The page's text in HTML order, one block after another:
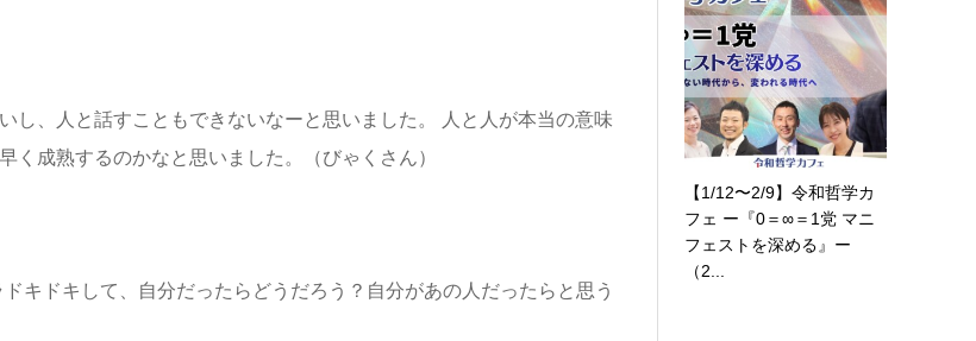
し、人と話すこともできないなーと思いました。 人と人が本当の意味
成熟するのかなと思いました。（びゃくさん）
キドキして、自分だったらどうだろう？自分があの人だったらと思う
【1/12〜2/9】令和哲学カ
フェ ー『0＝∞＝1党 マニ
フェストを深める』ー
（2...